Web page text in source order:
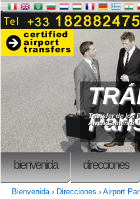
Tránsfer de los
Arrendamiento
bienvenida direcciones
Bienvenida› Direcciones › Airport